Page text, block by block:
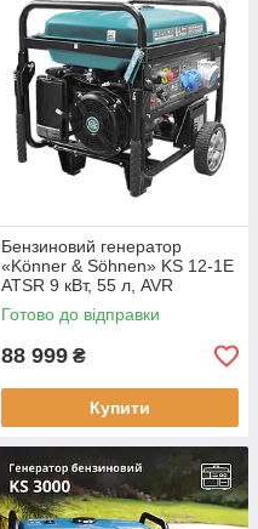
Бензиновий генератор
«Könner & Söhnen» KS 12-1E
ATSR 9 кВт, 55 л, AVR
Готово до відправки
88 999 ₴
Купити